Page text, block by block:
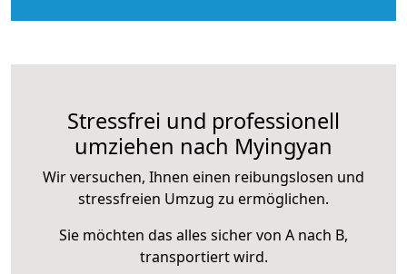
Stressfrei und professionell
umziehen nach Myingyan
Wir versuchen, Ihnen einen reibungslosen und
stressfreien Umzug zu ermöglichen.
Sie möchten das alles sicher von A nach B,
transportiert wird.